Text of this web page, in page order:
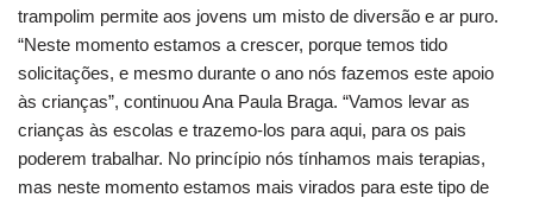
trampolim permite aos jovens um misto de diversão e ar puro.
“Neste momento estamos a crescer, porque temos tido
solicitações, e mesmo durante o ano nós fazemos este apoio
às crianças”, continuou Ana Paula Braga. “Vamos levar as
crianças às escolas e trazemo-los para aqui, para os pais
poderem trabalhar. No princípio nós tínhamos mais terapias,
mas neste momento estamos mais virados para este tipo de